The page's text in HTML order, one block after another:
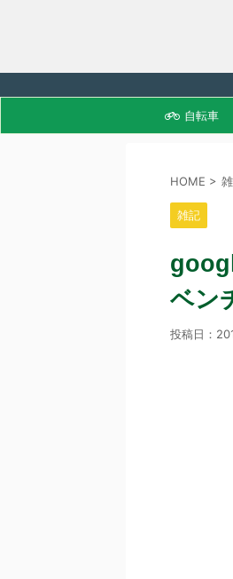
自転車
HOME >
雑記
ベン
投稿日：